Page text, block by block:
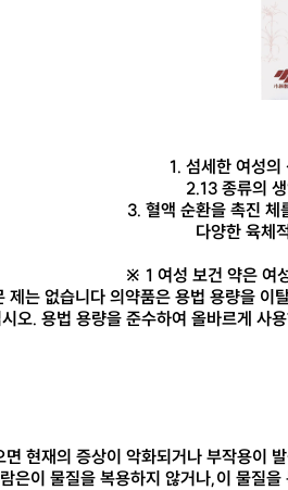
1. 섬세한 여성
2.13 종류의
3. 혈액 순환을 촉진 체
다양한 육체
※ 1 여성 보건 약은 여
는 없습니다 의약품은 용법 용량을 이
오. 용법 용량을 준수하여 올바르게 사
면 현재의 증상이 악화되거나 부작용이
은이 물질을 복용하지 않거나,이 물질을